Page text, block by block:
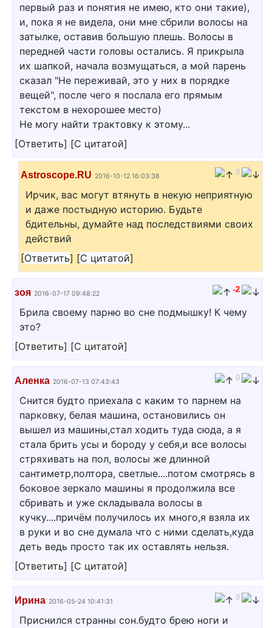
первый раз и понятия не имею, кто они такие),
и, пока я не видела, они мне сбрили волосы на
затылке, оставив большую плешь. Волосы в
передней части головы остались. Я прикрыла
их шапкой, начала возмущаться, а мой парень
сказал "Не переживай, это у них в порядке
вещей", после чего я послала его прямым
текстом в нехорошее место)
Не могу найти трактовку к этому...
[Ответить] [С цитатой]
Astroscope.RU 2016-10-12 16:03:38 0
Ирчик, вас могут втянуть в некую неприятную
и даже постыдную историю. Будьте
бдительны, думайте над последствиями своих
действий
[Ответить] [С цитатой]
зоя 2016-07-17 09:48:22 -2
Брила своему парню во сне подмышку! К чему
это?
[Ответить] [С цитатой]
Аленка 2016-07-13 07:43:43 0
Снится будто приехала с каким то парнем на
парковку, белая машина, остановились он
вышел из машины,стал ходить туда сюда, а я
стала брить усы и бороду у себя,и все волосы
стряхивать на пол, волосы же длинной
сантиметр,полтора, светлые....потом смотрясь в
боковое зеркало машины я продолжила все
сбривать и уже складывала волосы в
кучку....причём получилось их много,я взяла их
в руки и во сне думала что с ними сделать,куда
деть ведь просто так их оставлять нельзя.
[Ответить] [С цитатой]
Ирина 2016-05-24 10:41:31 0
Приснился странны сон.будто брею ноги и